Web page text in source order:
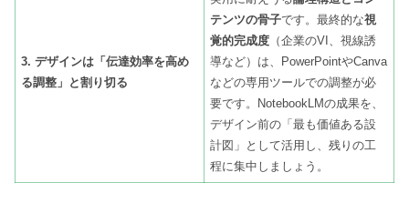
3. デザインは「伝達効率を高め
る調整」と割り切る
テンツの骨子です。最終的な視
覚的完成度 （企業のVI、視線誘
導など）は、PowerPointやCanva
などの専用ツールでの調整が必
要です。NotebookLMの成果を、
デザイン前の「最も価値ある設
計図」として活用し、残りの工
程に集中しましょう。